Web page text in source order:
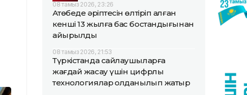
08 тамыз 2026, 23:26
Ақтөбеде әріптесін өлтіріп алған
кенші 13 жылға бас бостандығынан
айырылды
08 тамыз 2026, 21:53
Түркістанда сайлаушыларға
жағдай жасау үшін цифрлық
технологиялар қолданылып жатыр